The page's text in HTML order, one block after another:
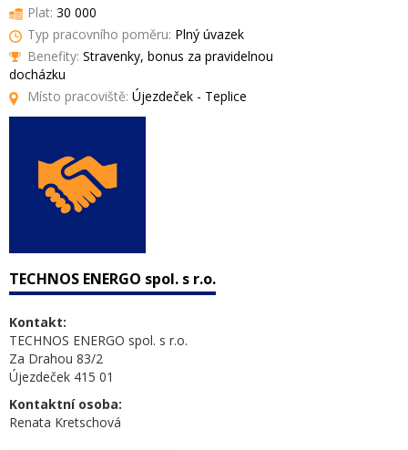
Plat: 30 000
Typ pracovního poměru: Plný úvazek
Benefity: Stravenky, bonus za pravidelnou
docházku
Místo pracoviště: Újezdeček - Teplice
TECHNOS ENERGO spol. s r.o.
Kontakt:
TECHNOS ENERGO spol. s r.o.
Za Drahou 83/2
Újezdeček 415 01
Kontaktní osoba:
Renata Kretschová